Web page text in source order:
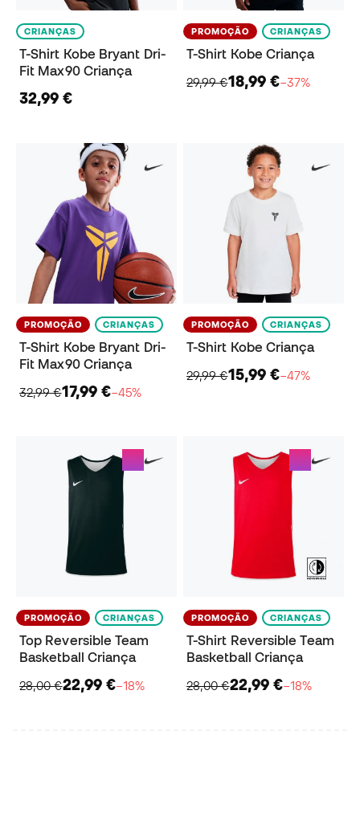
CRIANÇAS
T-Shirt Kobe Bryant Dri-
Fit Max90 Criança
32,99 €
PROMOÇÃO CRIANÇAS
T-Shirt Kobe Criança
29,99 €18,99 €−37%
PROMOÇÃO CRIANÇAS
T-Shirt Kobe Bryant Dri-
Fit Max90 Criança
32,99 €17,99 €−45%
PROMOÇÃO CRIANÇAS
T-Shirt Kobe Criança
29,99 €15,99 €−47%
PROMOÇÃO CRIANÇAS
Top Reversible Team
Basketball Criança
28,00 €22,99 €−18%
PROMOÇÃO CRIANÇAS
T-Shirt Reversible Team
Basketball Criança
28,00 €22,99 €−18%